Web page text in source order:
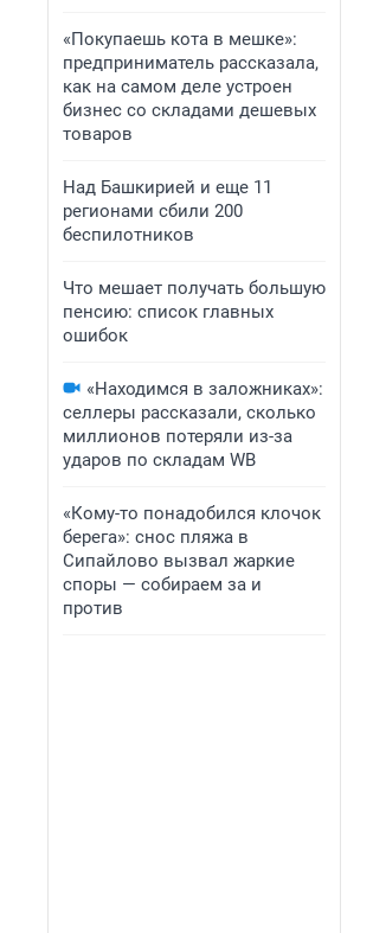
«Покупаешь кота в мешке»:
предприниматель рассказала,
как на самом деле устроен
бизнес со складами дешевых
товаров
Над Башкирией и еще 11
регионами сбили 200
беспилотников
Что мешает получать большую
пенсию: список главных
ошибок
«Находимся в заложниках»:
селлеры рассказали, сколько
миллионов потеряли из-за
ударов по складам WB
«Кому-то понадобился клочок
берега»: снос пляжа в
Сипайлово вызвал жаркие
споры — собираем за и
против